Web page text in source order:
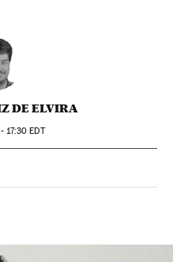
DE ELVIRA
17:30 EDT
Sociales